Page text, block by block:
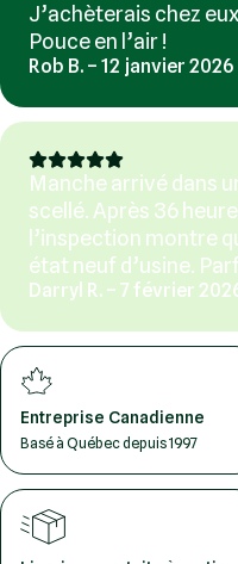
J’achèterais chez
Pouce en l’air !
Rob B. – 12 janvier 2026
Manche arrivé dans
scellé. Après 36
l’inspection montre
état neuf d’usine.
Darryl R. – 7 février
Entreprise Canadienne
Basé à Québec depuis 1997